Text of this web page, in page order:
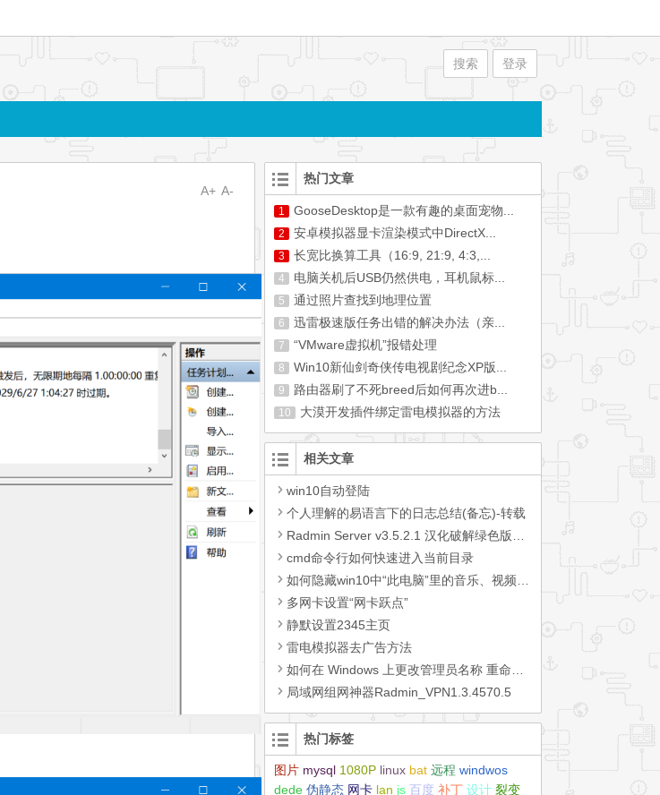
搜索 登录
A-
A+
热门文章
1 GooseDesktop是一款有趣的桌面宠物...
2 安卓模拟器显卡渲染模式中DirectX...
3 长宽比换算工具（16:9, 21:9, 4:3,...
4 电脑关机后USB仍然供电，耳机鼠标...
5 通过照片查找到地理位置
6 迅雷极速版任务出错的解决办法（亲...
7 “VMware虚拟机”报错处理
8 Win10新仙剑奇侠传电视剧纪念XP版...
9 路由器刷了不死breed后如何再次进b...
10 大漠开发插件绑定雷电模拟器的方法
相关文章
win10自动登陆
个人理解的易语言下的日志总结(备忘)-转载
Radmin Server v3.5.2.1 汉化破解绿色版，完整版+精简版【20200924更新】
cmd命令行如何快速进入当前目录
如何隐藏win10中“此电脑”里的音乐、视频、图片、文档、下载、桌面、3D对象等文件夹
多网卡设置“网卡跃点”
静默设置2345主页
雷电模拟器去广告方法
如何在 Windows 上更改管理员名称 重命名管理员帐户
局域网组网神器Radmin_VPN1.3.4570.5
热门标签
图片 mysql 1080P linux bat 远程 windwos
dede 伪静态 网卡 lan js 百度 补丁 设计 裂变